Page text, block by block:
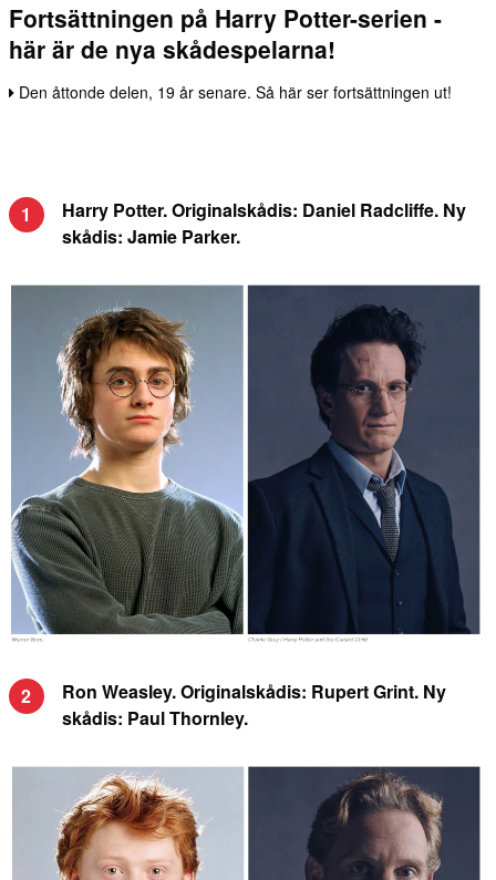
Fortsättningen på Harry Potter-serien -
här är de nya skådespelarna!
Den åttonde delen, 19 år senare. Så här ser fortsättningen ut!
1
Harry Potter. Originalskådis: Daniel Radcliffe. Ny
skådis: Jamie Parker.
2
Ron Weasley. Originalskådis: Rupert Grint. Ny
skådis: Paul Thornley.